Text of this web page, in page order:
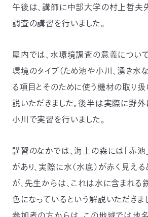
午後は、講師に中部大学の村上哲夫
調査の講習を行いました。
屋内では、水環境調査の意義につい
環境のタイプ（ため池や小川、湧き水
る項目とそのために使う機材の取り
説いただきました。後半は実際に野外
小川で実習を行いました。
講習のなかでは、海上の森には「赤池
があり、実際に水（水底）が赤く見え
が、先生からは、これは水に含まれる
色になっているという解説いただきま